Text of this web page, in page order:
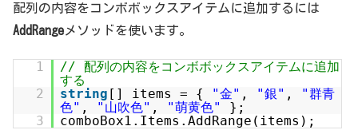
配列の内容をコンボボックスアイテムに追加するには
AddRange メソッドを使います。
1
// 配列の内容をコンボボックスアイテムに追加
する
2
string [] items = { "金" , "銀" ,
"群青
色" , "山吹色" , "萌黄色"
};
3
comboBox1.Items.AddRange(items);